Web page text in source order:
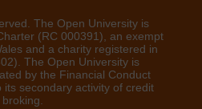
The Open University is
(RC 000391), an exempt
and a charity registered in
The Open University is
by the Financial Conduct
its secondary activity of credit
broking.